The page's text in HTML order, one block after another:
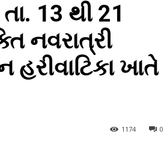
13 થી 21
નવરાત્રી
ખાતે
0
1174